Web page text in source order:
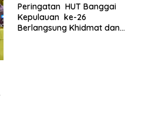
Peringatan HUT Banggai
Kepulauan ke-26
Berlangsung Khidmat dan